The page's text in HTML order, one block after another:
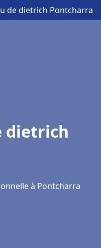
de dietrich Pontcharra
dietrich
à Pontcharra